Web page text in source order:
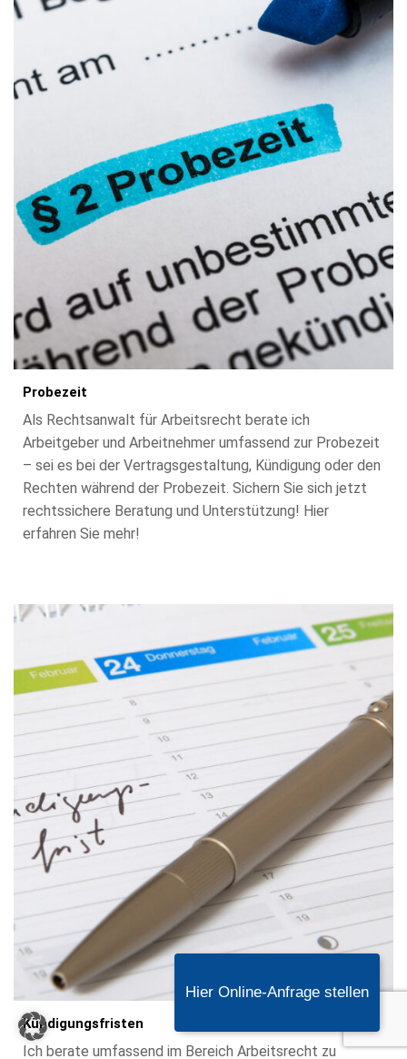
Probezeit
Als Rechtsanwalt für Arbeitsrecht berate ich
Arbeitgeber und Arbeitnehmer umfassend zur Probezeit
– sei es bei der Vertragsgestaltung, Kündigung oder den
Rechten während der Probezeit. Sichern Sie sich jetzt
rechtssichere Beratung und Unterstützung! Hier
erfahren Sie mehr!
Kündigungsfristen
Ich berate umfassend im Bereich Arbeitsrecht zu
Hier Online-Anfrage stellen